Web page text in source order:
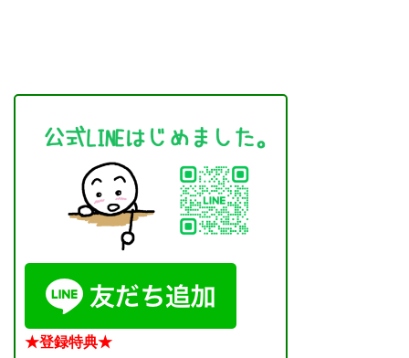
★登録特典★